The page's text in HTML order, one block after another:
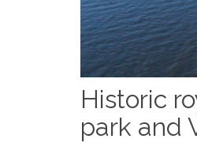
Historic
park and